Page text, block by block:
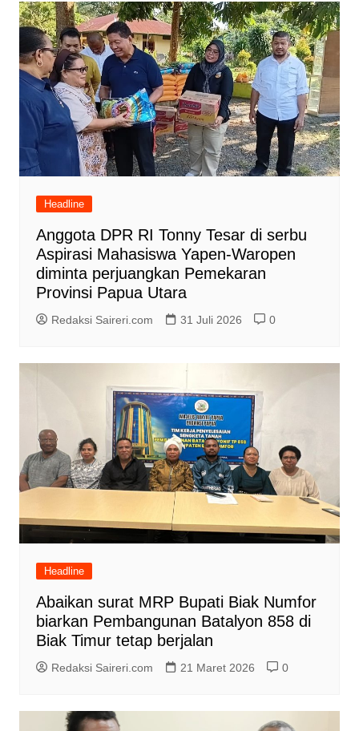
Headline
Anggota DPR RI Tonny Tesar di serbu
Aspirasi Mahasiswa Yapen-Waropen
diminta perjuangkan Pemekaran
Provinsi Papua Utara
Redaksi Saireri.com 31 Juli 2026 0
Headline
Abaikan surat MRP Bupati Biak Numfor
biarkan Pembangunan Batalyon 858 di
Biak Timur tetap berjalan
Redaksi Saireri.com 21 Maret 2026 0